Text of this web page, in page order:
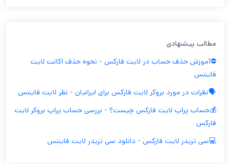
مطالب پیشنهادی
⛔️آموزش حذف حساب در لایت فارکس - نحوه حذف اکانت لایت
فایننس
🗣️نظرات در مورد بروکر لایت فارکس برای ایرانیان - نظر لایت فایننس
💰حساب پراپ لایت فارکس چیست؟ - بررسی حساب پراپ بروکر لایت
فارکس
💻سی تریدر لایت فارکس - دانلود سی تریدر لایت فایننس